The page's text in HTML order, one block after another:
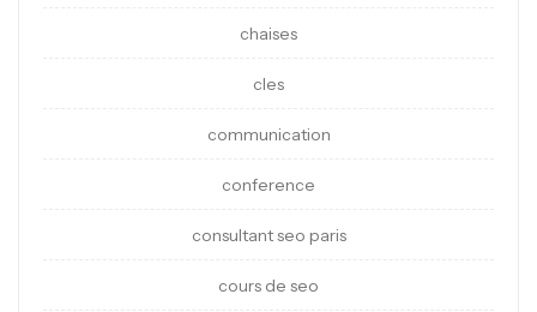
chaises
cles
communication
conference
consultant seo paris
cours de seo